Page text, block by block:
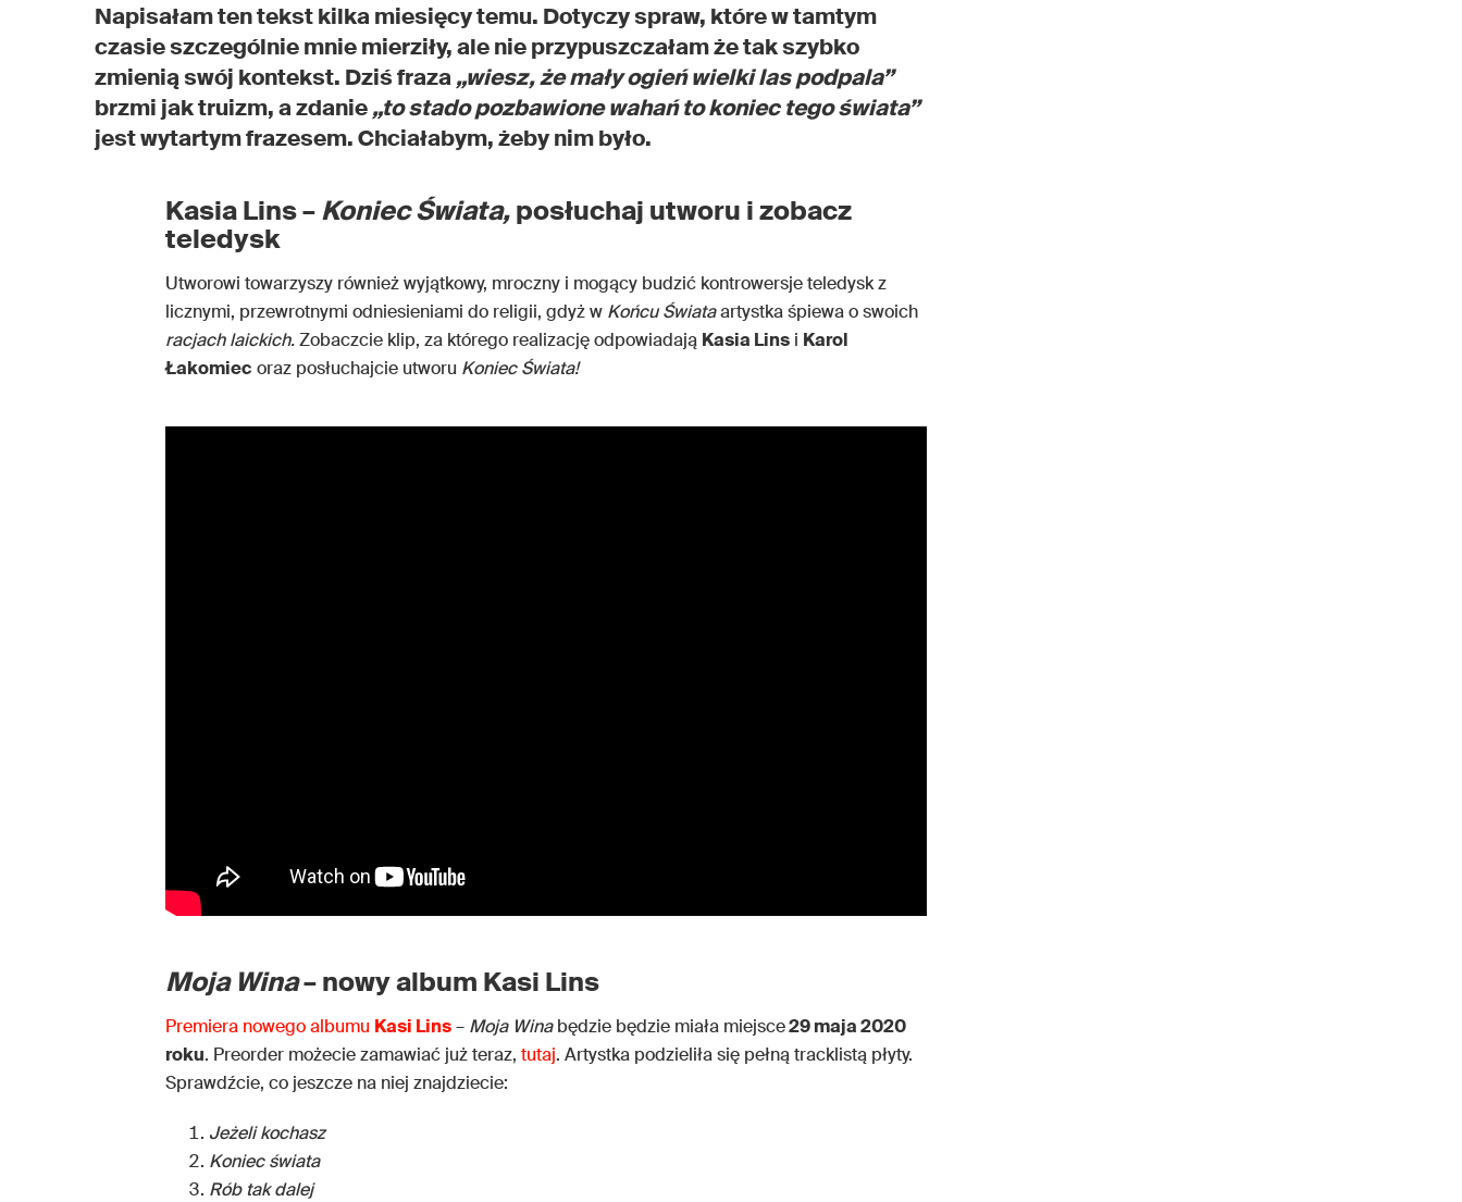
Napisałam ten tekst kilka miesięcy temu. Dotyczy spraw, które w tamtym
czasie szczególnie mnie mierziły, ale nie przypuszczałam że tak szybko
zmienią swój kontekst. Dziś fraza„wiesz, że mały ogień wielki las podpala”
brzmi jak truizm, a zdanie„to stado pozbawione wahań to koniec tego świata”
jest wytartym frazesem. Chciałabym, żeby nim było.
Kasia Lins –Koniec Świata,posłuchaj utworu i zobacz
teledysk
Utworowi towarzyszy również wyjątkowy, mroczny i mogący budzić kontrowersje teledysk z
licznymi, przewrotnymi odniesieniami do religii, gdyż w Końcu Świataartystka śpiewa o swoich
racjach laickich.Zobaczcie klip, za którego realizację odpowiadają Kasia Lins i Karol
Łakomiec oraz posłuchajcie utworu Koniec Świata!
Moja Wina– nowy album Kasi Lins
Premiera nowego albumu Kasi Lins– Moja Winabędzie będzie miała miejsce29 maja 2020
roku. Preorder możecie zamawiać już teraz, tutaj. Artystka podzieliła się pełną tracklistą płyty.
Sprawdźcie, co jeszcze na niej znajdziecie:
Jeżeli kochasz
Koniec świata
Rób tak dalej